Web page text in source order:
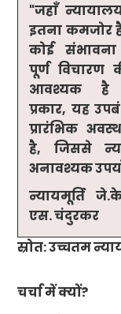
"जहाँ
इतना कमजोर
कोई
पूर्ण विचारण
आवश्यक है
प्रकार, यह
प्रारंभिक
है, जिससे
अनावश्यक
न्यायमूर्ति
एस. चंदुरकर
स्रोत: उच्चतम
चर्चा में क्यों?